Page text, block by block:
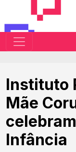
Instituto
Mãe
Infância